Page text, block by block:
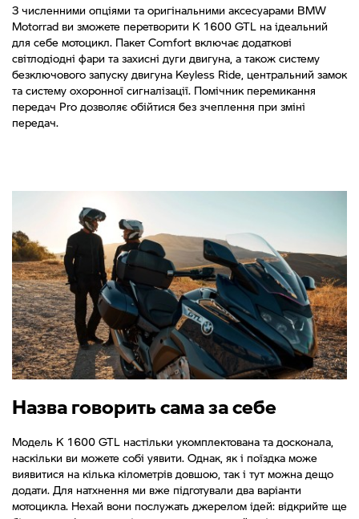
З численними опціями та оригінальними аксесуарами BMW
Motorrad ви зможете перетворити K 1600 GTL на ідеальний
для себе мотоцикл. Пакет Comfort включає додаткові
світлодіодні фари та захисні дуги двигуна, а також систему
безключового запуску двигуна Keyless Ride, центральний замок
та систему охоронної сигналізації. Помічник перемикання
передач Pro дозволяє обійтися без зчеплення при зміні
передач.
Назва говорить сама за себе
Модель K 1600 GTL настільки укомплектована та досконала,
наскільки ви можете собі уявити. Однак, як і поїздка може
виявитися на кілька кілометрів довшою, так і тут можна дещо
додати. Для натхнення ми вже підготували два варіанти
мотоцикла. Нехай вони послужать джерелом ідей: відкрийте ще